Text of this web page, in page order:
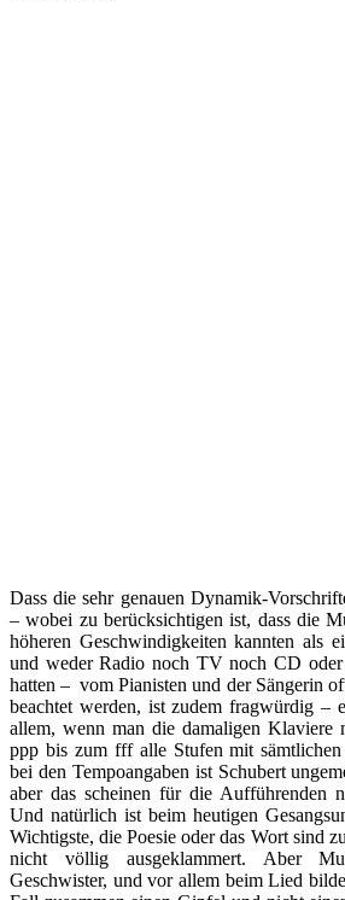
Dass die sehr genauen Dynamik-
– wobei zu berücksichtigen ist, dass die
höheren Geschwindigkeiten kannten als
und weder Radio noch TV noch CD oder
hatten – vom Pianisten und der Sängerin
beachtet werden, ist zudem fragwürdig –
allem, wenn man die damaligen
ppp bis zum fff alle Stufen mit
bei den Tempoangaben ist Schubert
aber das scheinen für die Aufführenden
Und natürlich ist beim heutigen
Wichtigste, die Poesie oder das Wort sind
nicht völlig ausgeklammert. Aber
Geschwister, und vor allem beim Lied